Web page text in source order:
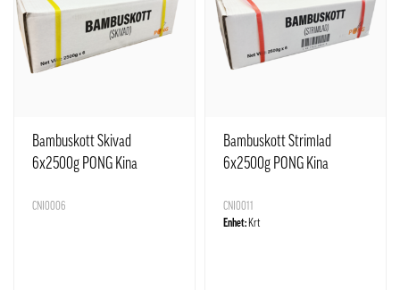
Bambuskott Skivad
6x2500g PONG Kina
CNI0006
Bambuskott Strimlad
6x2500g PONG Kina
CNI0011
Enhet: Krt